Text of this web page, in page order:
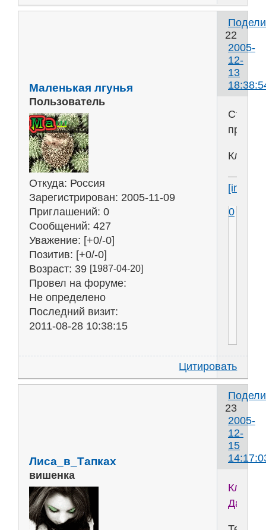
22
2005-
12-
13
Маленькая лгунья
Пользователь
Откуда: Россия
Зарегистрирован: 2005-11-09
Приглашений: 0
Сообщений: 427
Уважение: [+0/-0]
Позитив: [+0/-0]
Возраст: 39 [1987-04-20]
Провел на форуме:
Не определено
Последний визит:
2011-08-28 10:38:15
Страх-
прах
Клоун
0
Цитировать
23
2005-
12-
15
Лиса_в_Тапках
вишенка
Клоун-
Даун